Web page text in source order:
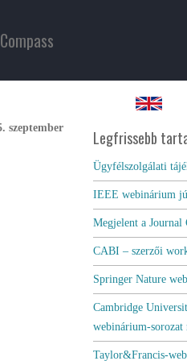
Compass
szeptember Legfrissebb
Ügyfélszolgálati
IEEE webinárium
Megjelent a Journal
CABI – szerzői
Springer Nature
Cambridge
webinárium-sorozat
Taylor&Francis-